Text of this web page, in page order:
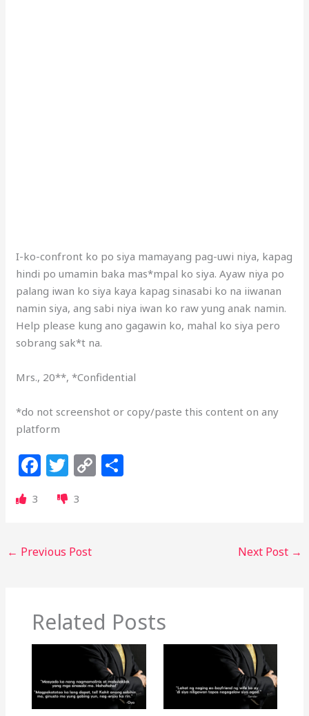
I-ko-confront ko po siya mamayang pag-uwi niya, kapag
hindi po umamin baka mas*mpal ko siya. Ayaw niya po
palang iwan ko siya kaya kapag sinasabi ko na iiwanan
namin siya, ang sabi niya iwan ko raw yung anak namin.
Help please kung ano gagawin ko, mahal ko siya pero
sobrang sak*t na.
Mrs., 20**, *Confidential
*do not screenshot or copy/paste this content on any
platform
F
a
b
k
T
w
itt
r
C
o
3 3
← Previous Post Next Post →
Related Posts